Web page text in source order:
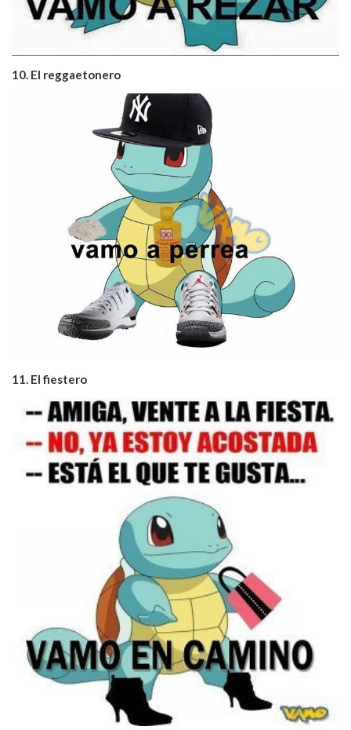
10. El reggaetonero
11. El fiestero